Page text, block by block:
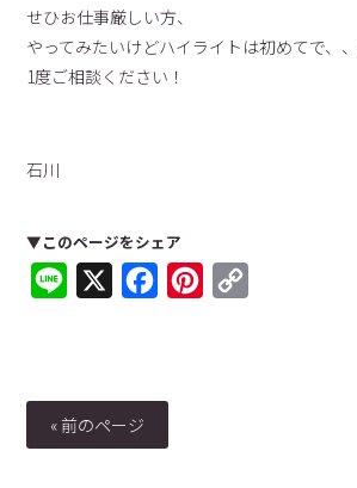
せひお仕事厳しい方、
やってみたいけどハイライトは初めてで、
1度ご相談ください！
石川
▼このページをシェア
Line FacebookPinterest
« 前のページ